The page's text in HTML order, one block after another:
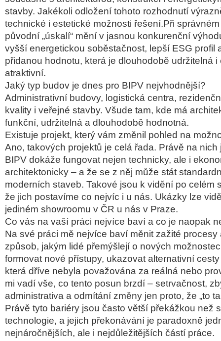
stavby. Jakékoli odložení tohoto rozhodnutí
technické i estetické možnosti řešení.Při
původní „úskalí“ mění v jasnou konkurenční
vyšší energetickou soběstačnost, lepší ESG profil
přidanou hodnotu, která je dlouhodobě udržitelná
atraktivní.
Jaký typ budov je dnes pro BIPV nejvhodnější?
Administrativní budovy, logistická centra,
kvality i veřejné stavby. Všude tam, kde má
funkční, udržitelná a dlouhodobě hodnotná.
Existuje projekt, který vám změnil pohled na
Ano, takových projektů je celá řada. Právě na nich
BIPV dokáže fungovat nejen technicky, ale i
architektonicky – a že se z něj může stát
moderních staveb. Takové jsou k vidění po celém
že jich postavíme co nejvíc i u nás. Ukázky lze
jediném showroomu v ČR u nás v Praze.
Co vás na vaší práci nejvíce baví a co je naopak
Na své práci mě nejvíce baví měnit zažité procesy
způsob, jakým lidé přemýšlejí o nových
formovat nové přístupy, ukazovat alternativní
která dříve nebyla považována za reálná nebo
mi vadí vše, co tento posun brzdí – setrvačnost,
administrativa a odmítání změny jen proto, že „to
Právě tyto bariéry jsou často větší překážkou než
technologie, a jejich překonávání je paradoxně
nejnáročnějších, ale i nejdůležitějších částí práce.